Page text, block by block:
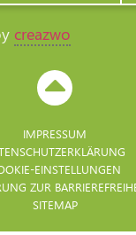
creazwo
IMPRESSUM
EINSTELLUNGEN
ZUR
SITEMAP